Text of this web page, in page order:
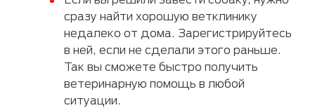
сразу найти хорошую ветклинику
недалеко от дома. Зарегистрируйтесь
в ней, если не сделали этого раньше.
Так вы сможете быстро получить
ветеринарную помощь в любой
ситуации.